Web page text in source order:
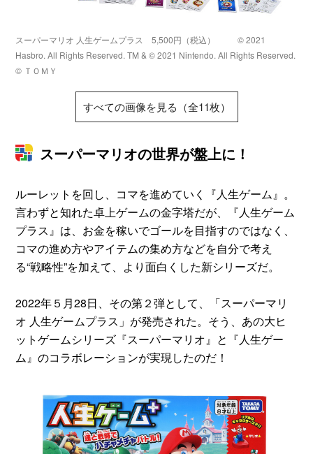
スーパーマリオ 人生ゲームプラス 5,500円（税込）
© 2021
Hasbro. All Rights Reserved. TM & © 2021 Nintendo. All Rights Reserved.
© ＴＯＭＹ
すべての画像を見る（全11枚）
スーパーマリオの世界が盤上に！
ルーレットを回し、コマを進めていく『人生ゲーム』。
言わずと知れた卓上ゲームの金字塔だが、『人生ゲーム
プラス』は、お金を稼いでゴールを目指すのではなく、
コマの進め方やアイテムの集め方などを自分で考え
る“戦略性”を加えて、より面白くした新シリーズだ。
2022年５月28日、その第２弾として、「スーパーマリ
オ 人生ゲームプラス」が発売された。そう、あの大ヒ
ットゲームシリーズ『スーパーマリオ』と『人生ゲー
ム』のコラボレーションが実現したのだ！